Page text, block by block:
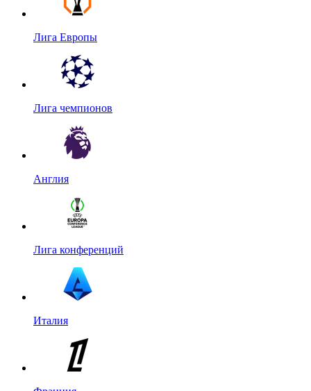
Лига Европы
Лига чемпионов
Англия
Лига конференций
Италия